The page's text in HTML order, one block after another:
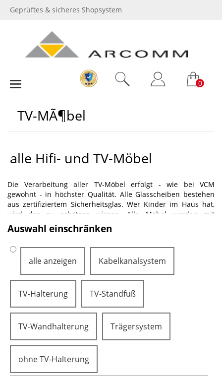
Geprüftes & sicheres Shopsystem
0
TV-MÃ¶bel
alle Hifi- und TV-Möbel
Die Verarbeitung aller TV-Möbel erfolgt - wie bei VCM
gewohnt - in höchster Qualität. Alle Glasscheiben bestehen
aus zertifiziertem Sicherheitsglas. Wer Kinder im Haus hat,
wird das zu schätzen wissen. Alle Möbel werden mit
Aufbauanleitung geliefert.
Als autorisierter Händler liefern wir schnell und zuverlässig.
Auswahl einschränken
alle anzeigen Kabelkanalsystem
TV-Halterung TV-Standfuß
TV-Wandhalterung Trägersystem
ohne TV-Halterung